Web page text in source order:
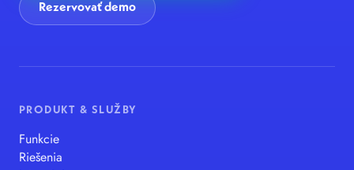
Rezervovať demo
PRODUKT & SLUŽBY
Funkcie
Riešenia